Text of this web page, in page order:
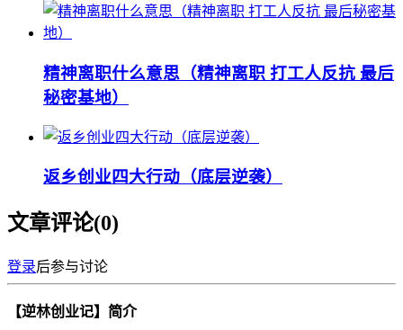
精神离职什么意思（精神离职 打工人反抗 最后
秘密基地）
返乡创业四大行动（底层逆袭）
文章评论(0)
登录后参与讨论
【逆林创业记】简介